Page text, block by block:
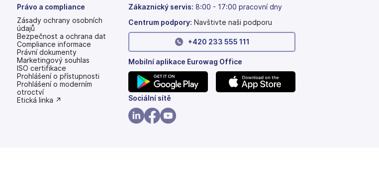
Právo a compliance
Zásady ochrany osobních
údajů
Bezpečnost a ochrana dat
Compliance informace
Právní dokumenty
Marketingový souhlas
ISO certifikace
Prohlášení o přístupnosti
(se
v
nových
Prohlášení o moderním
otroctví
(se
Etická linka ↗
Zákaznický servis: 8:00 - 17:00 pracovní dny
Centrum podpory: Navštivte naši podporu
+420 233 555 111
Mobilní aplikace Eurowag Office
(se
v
nových
Sociální sítě